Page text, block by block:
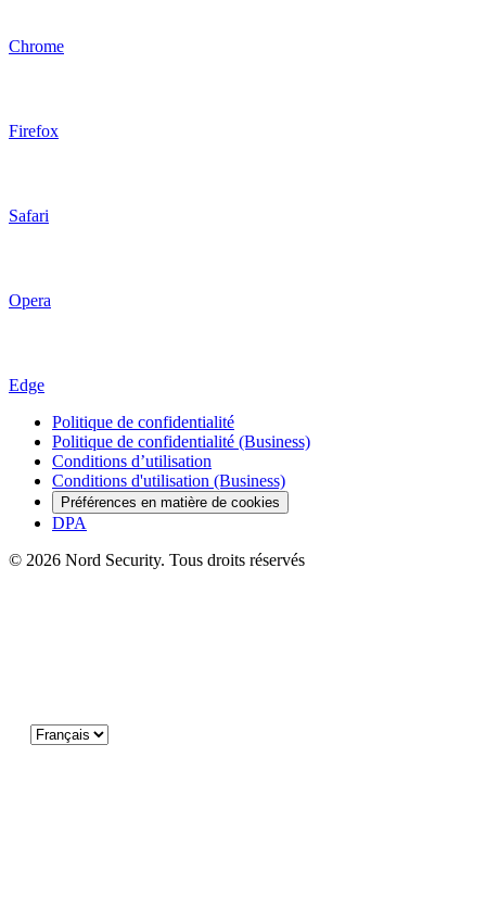
Chrome
Firefox
Safari
Opera
Edge
Politique de confidentialité
Politique de confidentialité (Business)
Conditions d’utilisation
Conditions d'utilisation (Business)
Préférences en matière de cookies
DPA
© 2026 Nord Security. Tous droits réservés